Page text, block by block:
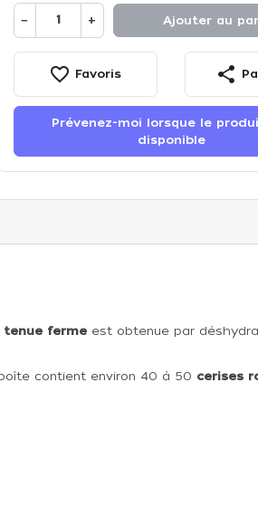
− + Ajouter au
favorite_border Favoris share
Prévenez-moi lorsque le
disponible
tenue ferme est obtenue par
contient environ 40 à 50 cerises